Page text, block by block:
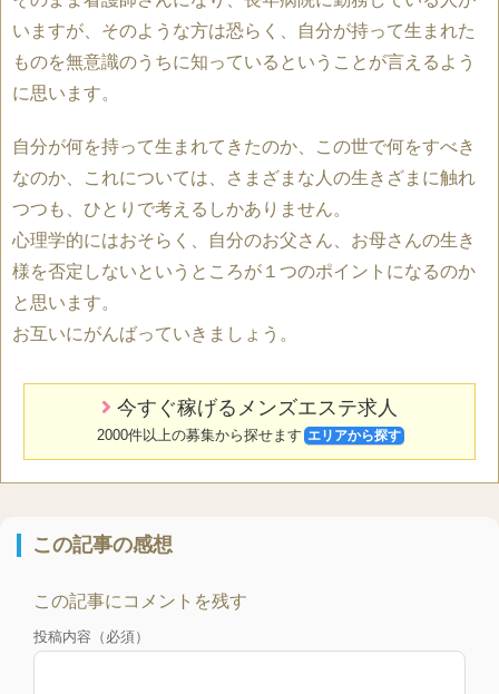
いますが、そのような方は恐らく、自分が持って生まれた
ものを無意識のうちに知っているということが言えるよう
に思います。
自分が何を持って生まれてきたのか、この世で何をすべき
なのか、これについては、さまざまな人の生きざまに触れ
つつも、ひとりで考えるしかありません。
心理学的にはおそらく、自分のお父さん、お母さんの生き
様を否定しないというところが１つのポイントになるのか
と思います。
お互いにがんばっていきましょう。
今すぐ稼げるメンズエステ求人
2000件以上の募集から探せます エリアから探す
この記事の感想
この記事にコメントを残す
投稿内容（必須）